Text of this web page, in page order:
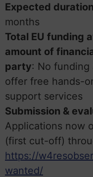
Expected
months
Total EU funding
amount of
party: No funding
offer free hands-
support services
Submission &
Applications now
(first cut-off)
https://
wanted/